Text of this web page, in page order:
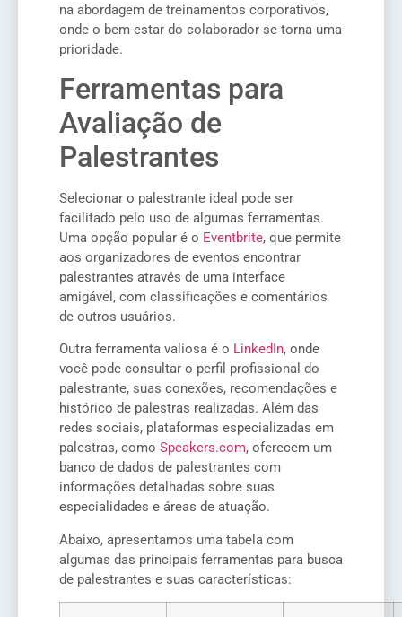
na abordagem de treinamentos corporativos,
onde o bem-estar do colaborador se torna uma
prioridade.
Ferramentas para
Avaliação de
Palestrantes
Selecionar o palestrante ideal pode ser
facilitado pelo uso de algumas ferramentas.
Uma opção popular é o Eventbrite, que permite
aos organizadores de eventos encontrar
palestrantes através de uma interface
amigável, com classificações e comentários
de outros usuários.
Outra ferramenta valiosa é o LinkedIn, onde
você pode consultar o perfil profissional do
palestrante, suas conexões, recomendações e
histórico de palestras realizadas. Além das
redes sociais, plataformas especializadas em
palestras, como Speakers.com, oferecem um
banco de dados de palestrantes com
informações detalhadas sobre suas
especialidades e áreas de atuação.
Abaixo, apresentamos uma tabela com
algumas das principais ferramentas para busca
de palestrantes e suas características: